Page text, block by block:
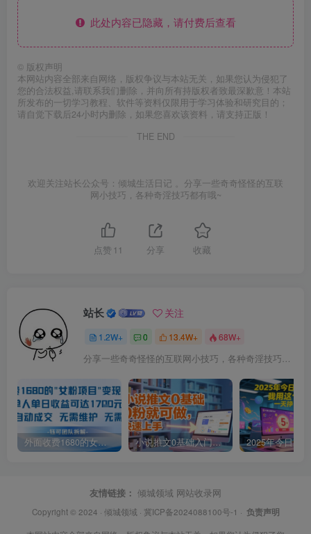
此处内容已隐藏，请付费后查看
© 版权声明
本网站内容全部来自网络，版权争议与本站无关，如果您认为侵犯了
您的合法权益,请联系我们删除，并向所有持版权者致最深歉意！本站
所发布的一切学习教程、软件等资料仅限用于学习体验和研究目的；
请自觉下载后24小时内删除，如果您喜欢该资料，请支持正版！
THE END
欢迎关注站长公众号：倾城生活日记 。分享一些奇奇怪怪的互联
网小技巧，各种奇淫技巧都有哦~
点赞 11 分享 收藏
站长 关注
1.2W+ 0 13.4W+ 68W+
分享一些奇奇怪怪的互联网小技巧，各种奇淫技巧都在本站。
外面收费1680的女粉项目变现，单人单日收益可达1.7k，全自动成交无需维护 小说推文0基础入门教程，0粉就可做，快速上手
友情链接： 倾城领域 网站收录网
Copyright © 2024 · 倾城领域 · 冀ICP备2024088100号-1 · 负责声明